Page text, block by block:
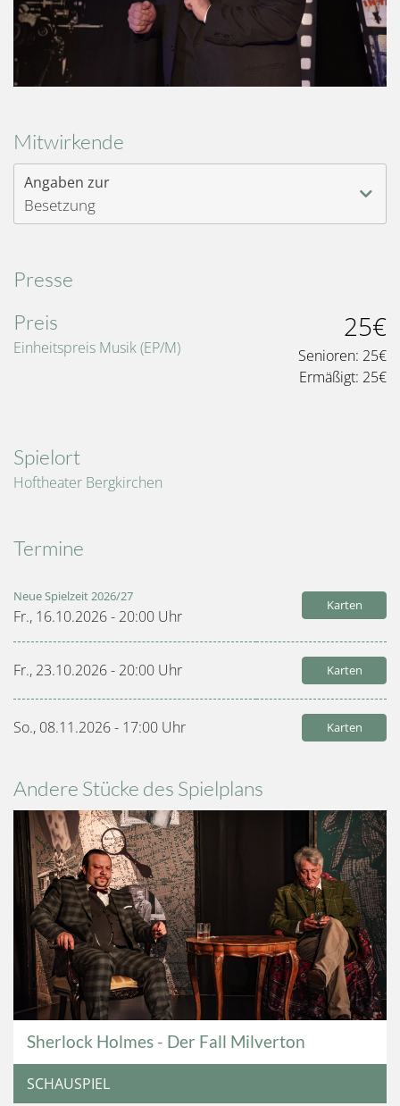
Mitwirkende
Angaben zur
Besetzung
Presse
Preis
Einheitspreis Musik (EP/M)
25€
Senioren: 25€
Ermäßigt: 25€
Spielort
Hoftheater Bergkirchen
Termine
Neue Spielzeit 2026/27
Fr., 16.10.2026 - 20:00 Uhr
Karten
Fr., 23.10.2026 - 20:00 Uhr Karten
So., 08.11.2026 - 17:00 Uhr Karten
Andere Stücke des Spielplans
Sherlock Holmes - Der Fall Milverton
SCHAUSPIEL